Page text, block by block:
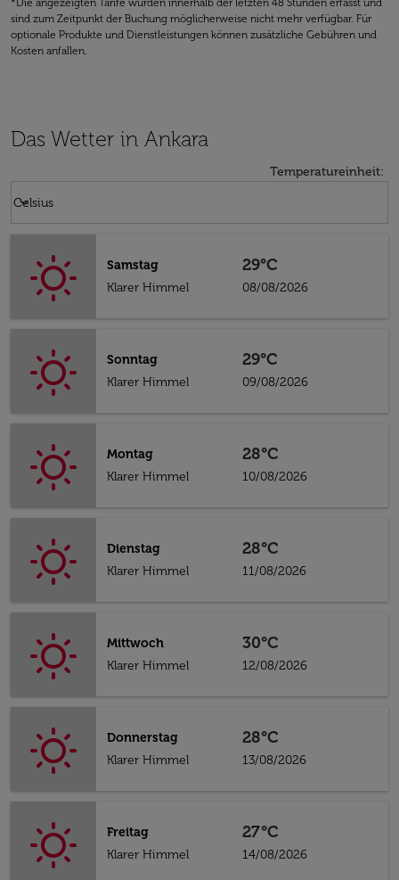
*Die angezeigten Tarife wurden innerhalb der letzten 48 Stunden erfasst und
sind zum Zeitpunkt der Buchung möglicherweise nicht mehr verfügbar. Für
optionale Produkte und Dienstleistungen können zusätzliche Gebühren und
Kosten anfallen.
Das Wetter in Ankara
Temperatureinheit:
Celsius
keyboard_arrow_down
Samstag
Klarer Himmel
29°C
08/08/2026
Sonntag
Klarer Himmel
29°C
09/08/2026
Montag
Klarer Himmel
28°C
10/08/2026
Dienstag
Klarer Himmel
28°C
11/08/2026
Mittwoch
Klarer Himmel
30°C
12/08/2026
Donnerstag
Klarer Himmel
28°C
13/08/2026
Freitag
Klarer Himmel
27°C
14/08/2026